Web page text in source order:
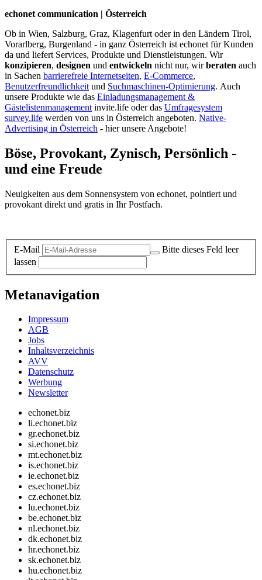
echonet communication | Österreich
Ob in Wien, Salzburg, Graz, Klagenfurt oder in den Ländern Tirol,
Vorarlberg, Burgenland - in ganz Österreich ist echonet für Kunden
da und liefert Services, Produkte und Dienstleistungen. Wir
konzipieren, designen und entwickeln nicht nur, wirberaten auch
in Sachen barrierefreie Internetseiten, E-Commerce,
Benutzerfreundlichkeit und Suchmaschinen-Optimierung. Auch
unsere Produkte wie das Einladungsmanagement &
Gästelistenmanagement invite.life oder das Umfragesystem
survey.life werden von uns in Österreich angeboten. Native-
Advertising in Österreich - hier unsere Angebote!
Böse, Provokant, Zynisch, Persönlich -
und eine Freude
Neuigkeiten aus dem Sonnensystem von echonet, pointiert und
provokant direkt und gratis in Ihr Postfach.
E-Mail
Bitte dieses Feld leer
lassen
Metanavigation
Impressum
AGB
Jobs
Inhaltsverzeichnis
AVV
Datenschutz
Werbung
Newsletter
echonet.biz
li.echonet.biz
gr.echonet.biz
si.echonet.biz
mt.echonet.biz
is.echonet.biz
ie.echonet.biz
es.echonet.biz
cz.echonet.biz
lu.echonet.biz
be.echonet.biz
nl.echonet.biz
dk.echonet.biz
hr.echonet.biz
sk.echonet.biz
hu.echonet.biz